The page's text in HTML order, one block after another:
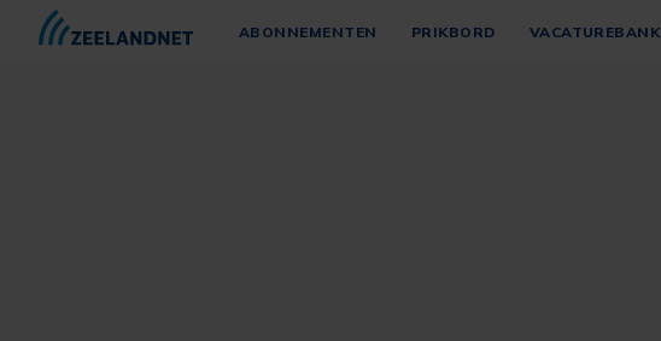
ABONNEMENTEN PRIKBORD VACATUREBANK